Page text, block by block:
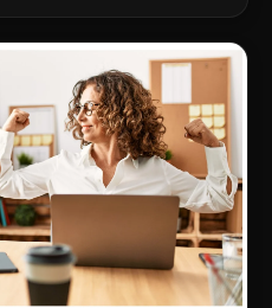
e mantenere i clienti